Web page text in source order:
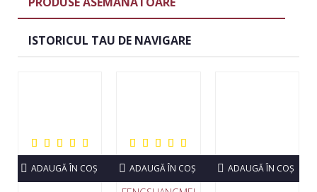
ISTORICUL TAU DE NAVIGARE
ADAUGĂ ÎN COŞ ADAUGĂ ÎN COŞ ADAUGĂ ÎN COŞ